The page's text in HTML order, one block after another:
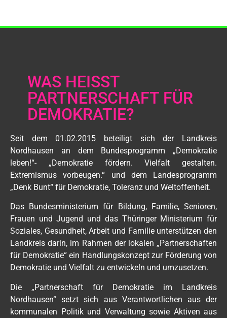
WAS HEISST
PARTNERSCHAFT FÜR
DEMOKRATIE?
Seit dem 01.02.2015 beteiligt sich der Landkreis
Nordhausen an dem Bundesprogramm „Demokratie
leben!“- „Demokratie fördern. Vielfalt gestalten.
Extremismus vorbeugen.“ und dem Landesprogramm
„Denk Bunt“ für Demokratie, Toleranz und Weltoffenheit.
Das Bundesministerium für Bildung, Familie, Senioren,
Frauen und Jugend und das Thüringer Ministerium für
Soziales, Gesundheit, Arbeit und Familie unterstützen den
Landkreis darin, im Rahmen der lokalen „Partnerschaften
für Demokratie“ ein Handlungskonzept zur Förderung von
Demokratie und Vielfalt zu entwickeln und umzusetzen.
Die „Partnerschaft für Demokratie im Landkreis
Nordhausen“ setzt sich aus Verantwortlichen aus der
kommunalen Politik und Verwaltung sowie Aktiven aus